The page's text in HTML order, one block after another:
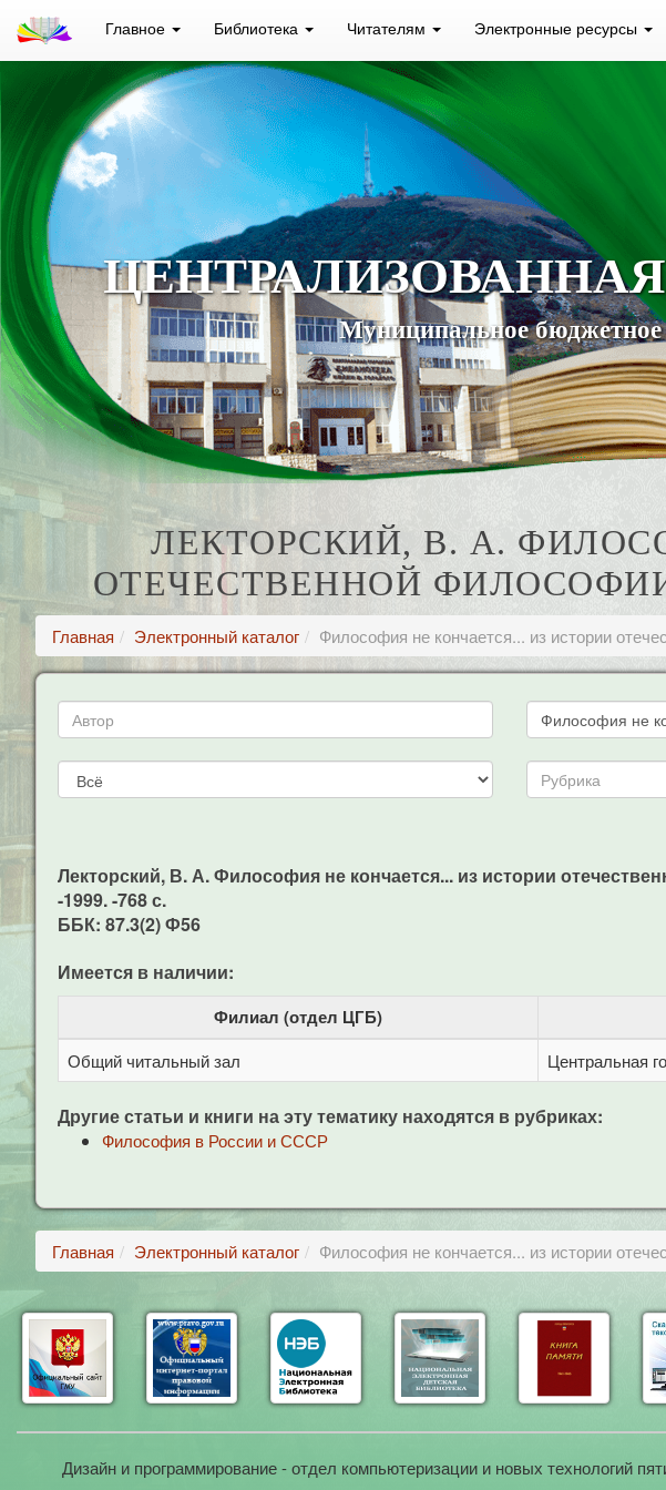
Главное Библиотека Читателям Электронные ресурсы
Муниципальное бюджетное
ЛЕКТОРСКИЙ, В. А.
ОТЕЧЕСТВЕННОЙ
Главная Электронный каталог Философия не кончается... из истории
Лекторский, В. А. Философия не кончается... из истории
-1999. -768 с.
ББК: 87.3(2) Ф56
Имеется в наличии:
Филиал (отдел ЦГБ)
Общий читальный зал Центральная
Другие статьи и книги на эту тематику находятся в рубриках:
Философия в России и СССР
Главная Электронный каталог Философия не кончается... из истории
Дизайн и программирование - отдел компьютеризации и новых технологий